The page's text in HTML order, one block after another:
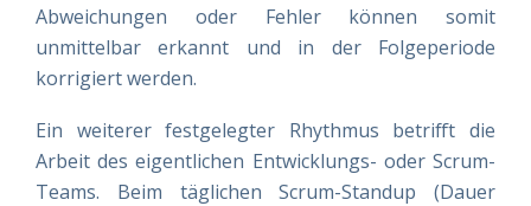
Abweichungen oder Fehler können somit
unmittelbar erkannt und in der Folgeperiode
korrigiert werden.
Ein weiterer festgelegter Rhythmus betrifft die
Arbeit des eigentlichen Entwicklungs- oder Scrum-
Teams. Beim täglichen Scrum-Standup (Dauer